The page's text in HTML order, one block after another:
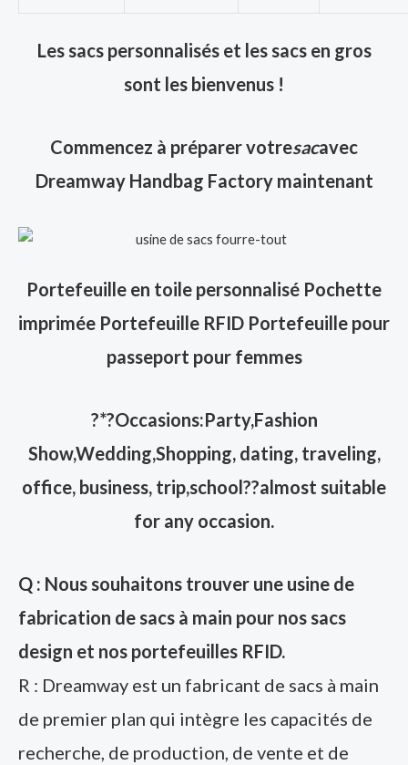
Les sacs personnalisés et les sacs en gros
sont les bienvenus !
Commencez à préparer votresacavec
Dreamway Handbag Factory maintenant
Portefeuille en toile personnalisé Pochette
imprimée Portefeuille RFID Portefeuille pour
passeport pour femmes
?*?Occasions:Party,Fashion
Show,Wedding,Shopping, dating, traveling,
office, business, trip,school??almost suitable
for any occasion.
Q : Nous souhaitons trouver une usine de
fabrication de sacs à main pour nos sacs
design et nos portefeuilles RFID.
R : Dreamway est un fabricant de sacs à main
de premier plan qui intègre les capacités de
recherche, de production, de vente et de